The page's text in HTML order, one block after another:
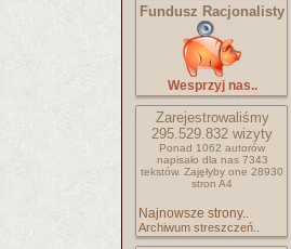
Fundusz Racjonalisty
Wesprzyj nas..
Zarejestrowaliśmy
295.529.832 wizyty
Ponad 1062 autorów
napisało dla nas 7343
tekstów. Zajęłyby one 28930
stron A4
Najnowsze strony..
Archiwum streszczeń..